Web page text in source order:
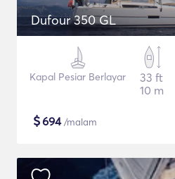
Dufour 350 GL
Kapal Pesiar Berlayar
33 ft
10 m
$694/malam